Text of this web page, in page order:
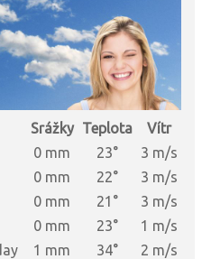
Srážky Teplota
Vítr
0 mm 23°
3 m/s
0 mm 22°
3 m/s
0 mm 21°
3 m/s
0 mm 23°
1 m/s
1 mm 34°
2 m/s